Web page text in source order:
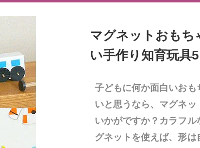
マグネットおもち
い手作り知育玩具5
子どもに何か面白いお
いと思うなら、マグネ
いかがですか？カラフ
グネットを使えば、形